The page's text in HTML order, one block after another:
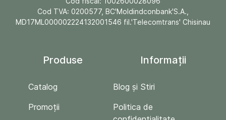
Cod TVA: 0200577, BC'Moldindconbank'S.A.,
MD17ML000002224132001546 fil.'Telecomtrans' Chisinau
Produse
Catalog
Promoții
Informații
Blog și Stiri
Politica de